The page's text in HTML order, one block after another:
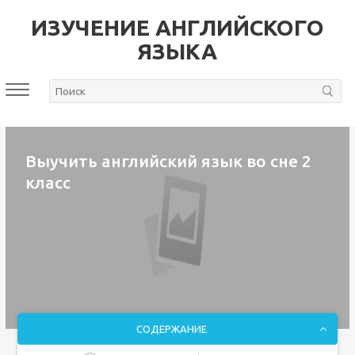
ИЗУЧЕНИЕ АНГЛИЙСКОГО
ЯЗЫКА
Выучить английский язык во сне 2
класс
СОДЕРЖАНИЕ